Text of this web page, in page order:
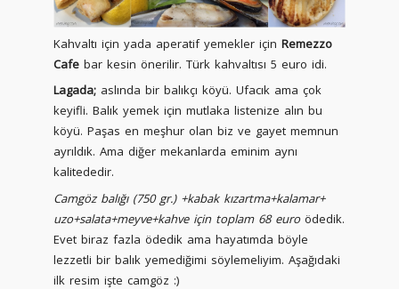
Kahvaltı için yada aperatif yemekler için Remezzo
Cafe bar kesin önerilir. Türk kahvaltısı 5 euro idi.
Lagada; aslında bir balıkçı köyü. Ufacık ama çok
keyifli. Balık yemek için mutlaka listenize alın bu
köyü. Paşas en meşhur olan biz ve gayet memnun
ayrıldık. Ama diğer mekanlarda eminim aynı
kalitededir.
Camgöz balığı (750 gr.) +kabak kızartma+kalamar+
uzo+salata+meyve+kahve için toplam 68 euroödedik.
Evet biraz fazla ödedik ama hayatımda böyle
lezzetli bir balık yemediğimi söylemeliyim. Aşağıdaki
ilk resim işte camgöz :)